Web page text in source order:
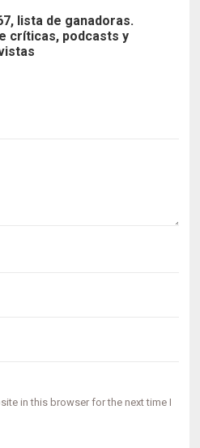
lista de ganadoras.
críticas, podcasts y
in this browser for the next time I